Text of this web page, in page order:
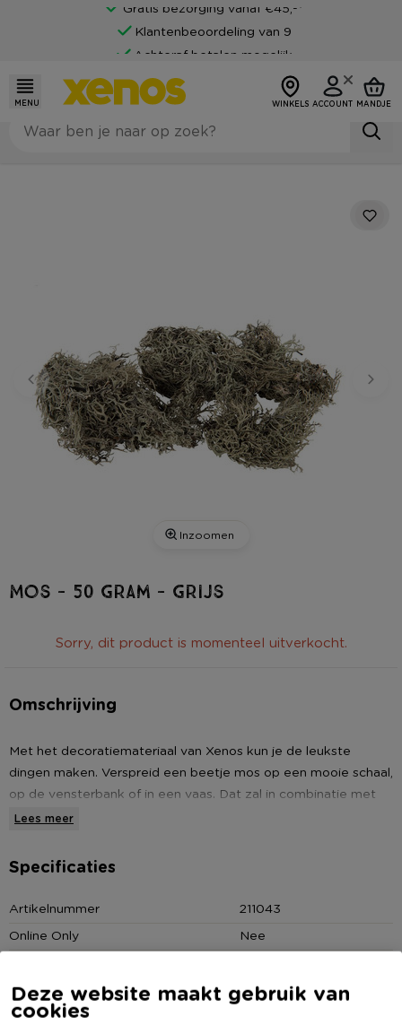
Deze website maakt gebruik van
cookies
Gratis bezorging vanaf €45,-*
Klantenbeoordeling van 9
Achteraf betalen mogelijk
MENU WINKELS ACCOUNT MANDJE
Inzoomen
Mos - 50 gram - grijs
Sorry, dit product is momenteel uitverkocht.
Omschrijving
Met het decoratiemateriaal van Xenos kun je de leukste
dingen maken. Verspreid een beetje mos op een mooie schaal,
op de vensterbank of in een vaas. Dat zal in combinatie met
bloemen of dennenappels een mooi herfststuk in je kamer zijn.
mooi decoratiemateriaal om je creativiteit op los te laten.
* Kleur: grijs en bruin
Lees meer
Specificaties
Artikelnummer
211043
Online Only
Nee
Duurzaamheidsscore
(Nog) geen score
bekend